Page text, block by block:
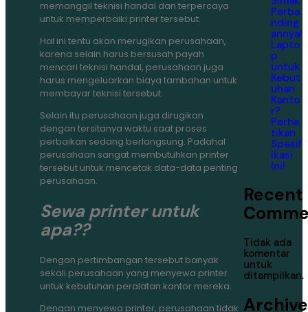
memanggil teknisi handal dan terpercaya
untuk memperbaiki printer tersebut.
Hal ini tentu akan merugikan perusahaan,
karena selain harus bersusah payah
mencari teknisi handal, perusahaan juga
harus mengeluarkan biaya tambahan untuk
membayar teknisi tersebut.
Selain itu perusahaan juga dirugikan
dengan tersitanya waktu saat proses
perbaikan sedang berlangsung. Padahal
perusahaan sangat membutuhkan printer
tersebut untuk mencetak data-data penting
perusahaan.
Sewa printer untuk
apa??
Dengan pertimbangan tersebut banyak
sekali perusahaan yang menyewa printer
untuk kebutuhan peralatan kantor mereka.
Dengan menyewa printer, perusahaan tidak
Perba
nding
annya!
Lapto
p
untuk
Kebut
uhan
Kanto
r?
Perha
tikan
Spesif
ikasi
Ini!
Recent
Tidak ada
komentar
untuk
ditampilkan.